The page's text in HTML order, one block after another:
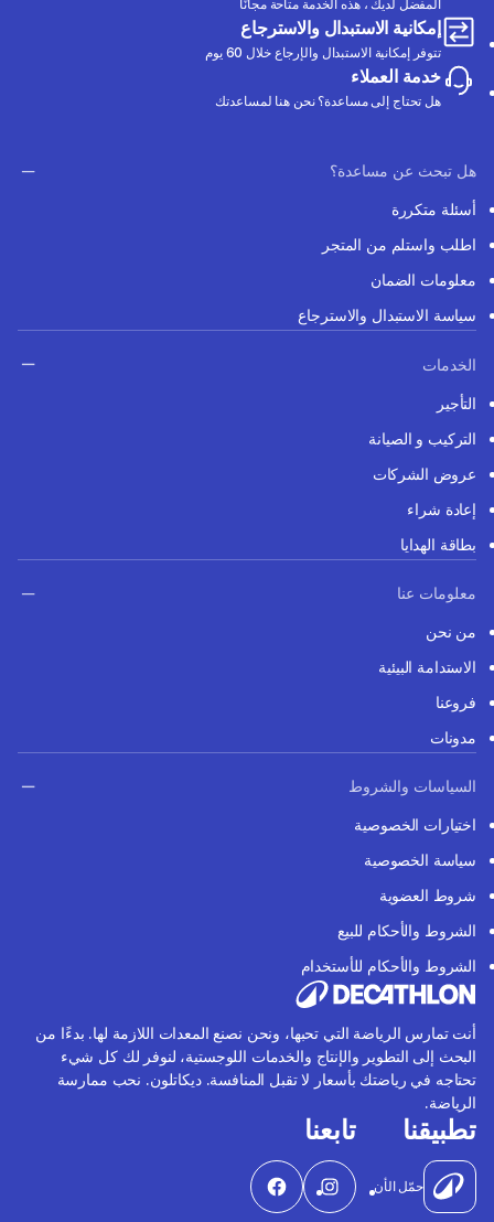
المفضل لديك ، هذه الخدمة متاحة مجانًا
إمكانية الاستبدال والاسترجاع
تتوفر إمكانية الاستبدال والإرجاع خلال 60 يوم
خدمة العملاء
هل تحتاج إلى مساعدة؟ نحن هنا لمساعدتك
هل تبحث عن مساعدة؟
أسئلة متكررة
اطلب واستلم من المتجر
معلومات الضمان
سياسة الاستبدال والاسترجاع
الخدمات
التأجير
التركيب و الصيانة
عروض الشركات
إعادة شراء
بطاقة الهدايا
معلومات عنا
من نحن
الاستدامة البيئية
فروعنا
مدونات
السياسات والشروط
اختيارات الخصوصية
سياسة الخصوصية
شروط العضوية
الشروط والأحكام للبيع
الشروط والأحكام للأستخدام
أنت تمارس الرياضة التي تحبها، ونحن نصنع المعدات اللازمة لها. بدءًا من
البحث إلى التطوير والإنتاج والخدمات اللوجستية، لنوفر لك كل شيء
تحتاجه في رياضتك بأسعار لا تقبل المنافسة. ديكاتلون. نحب ممارسة
الرياضة.
تطبيقنا
حمّل الأن
تابعنا